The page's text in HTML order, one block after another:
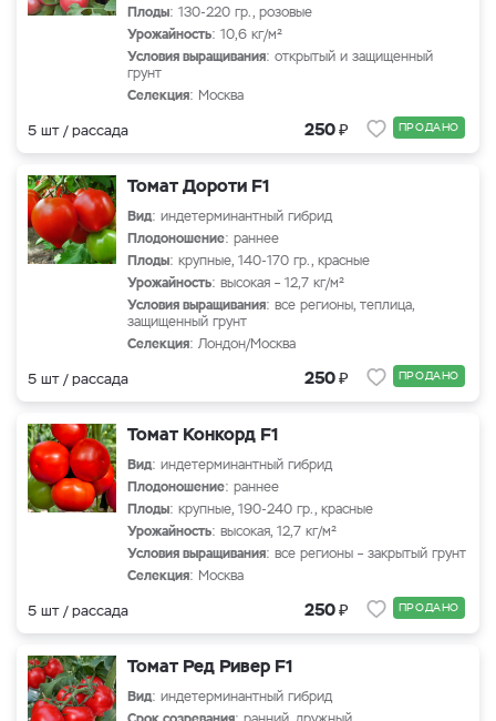
Плоды: 130-220 гр., розовые
Урожайность: 10,6 кг/м²
Условия выращивания: открытый и защищенный
грунт
Селекция: Москва
5 шт / рассада 250₽ ПРОДАНО
Томат Дороти F1
Вид: индетерминантный гибрид
Плодоношение: раннее
Плоды: крупные, 140-170 гр., красные
Урожайность: высокая – 12,7 кг/м²
Условия выращивания: все регионы, теплица,
защищенный грунт
Селекция: Лондон/Москва
5 шт / рассада 250₽ ПРОДАНО
Томат Конкорд F1
Вид: индетерминантный гибрид
Плодоношение: раннее
Плоды: крупные, 190-240 гр., красные
Урожайность: высокая, 12,7 кг/м²
Условия выращивания: все регионы – закрытый грунт
Селекция: Москва
5 шт / рассада 250₽ ПРОДАНО
Томат Ред Ривер F1
Вид: индетерминантный гибрид